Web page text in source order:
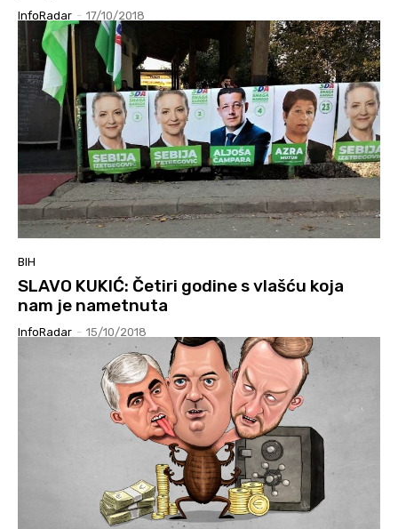
InfoRadar - 17/10/2018
BIH
SLAVO KUKIĆ: Četiri godine s vlašću koja
nam je nametnuta
InfoRadar - 15/10/2018